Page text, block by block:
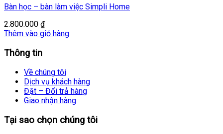
Bàn học – bàn làm việc Simpli Home
2.800.000 ₫
Thêm vào giỏ hàng
Thông tin
Về chúng tôi
Dịch vụ khách hàng
Đặt – Đổi trả hàng
Giao nhận hàng
Tại sao chọn chúng tôi